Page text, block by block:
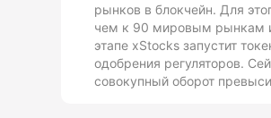
рынков в блокчейн. Для
чем к 90 мировым рынкам и
этапе xStocks запустит
одобрения регуляторов.
совокупный оборот